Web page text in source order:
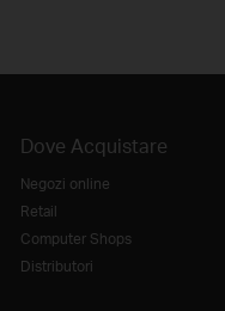
Dove Acquistare
Negozi online
Retail
Computer Shops
Distributori